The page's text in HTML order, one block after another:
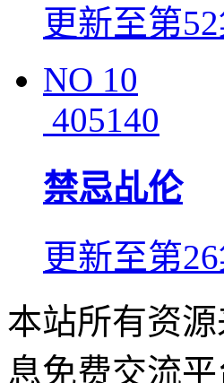
更新至第
NO 10
405140
禁忌乩伦
更新至第
本站所有资
息免费交流